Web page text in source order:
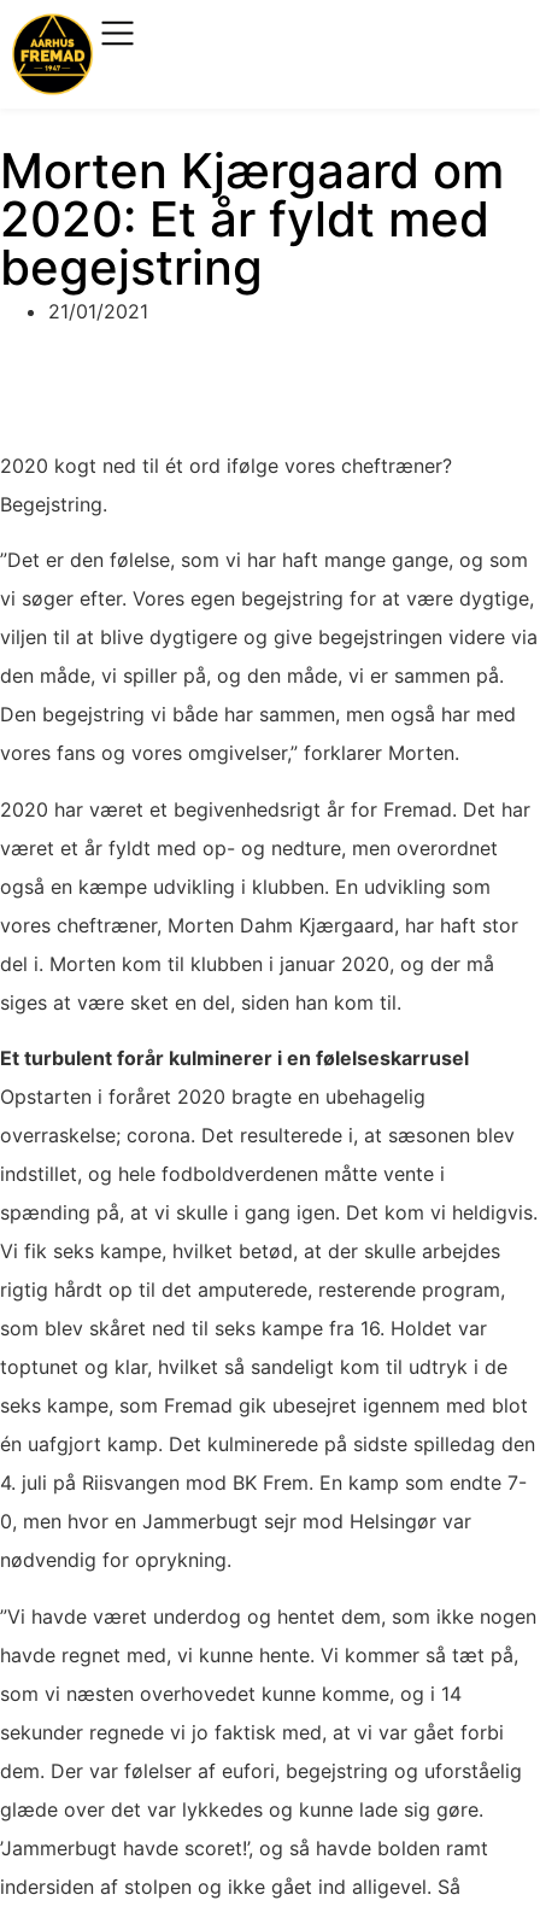
Morten Kjærgaard om
2020: Et år fyldt med
begejstring
21/01/2021
2020 kogt ned til ét ord ifølge vores cheftræner?
Begejstring.
”Det er den følelse, som vi har haft mange gange, og som
vi søger efter. Vores egen begejstring for at være dygtige,
viljen til at blive dygtigere og give begejstringen videre via
den måde, vi spiller på, og den måde, vi er sammen på.
Den begejstring vi både har sammen, men også har med
vores fans og vores omgivelser,” forklarer Morten.
2020 har været et begivenhedsrigt år for Fremad. Det har
været et år fyldt med op- og nedture, men overordnet
også en kæmpe udvikling i klubben. En udvikling som
vores cheftræner, Morten Dahm Kjærgaard, har haft stor
del i. Morten kom til klubben i januar 2020, og der må
siges at være sket en del, siden han kom til.
Et turbulent forår kulminerer i en følelseskarrusel
Opstarten i foråret 2020 bragte en ubehagelig
overraskelse; corona. Det resulterede i, at sæsonen blev
indstillet, og hele fodboldverdenen måtte vente i
spænding på, at vi skulle i gang igen. Det kom vi heldigvis.
Vi fik seks kampe, hvilket betød, at der skulle arbejdes
rigtig hårdt op til det amputerede, resterende program,
som blev skåret ned til seks kampe fra 16. Holdet var
toptunet og klar, hvilket så sandeligt kom til udtryk i de
seks kampe, som Fremad gik ubesejret igennem med blot
én uafgjort kamp. Det kulminerede på sidste spilledag den
4. juli på Riisvangen mod BK Frem. En kamp som endte 7-
0, men hvor en Jammerbugt sejr mod Helsingør var
nødvendig for oprykning.
”Vi havde været underdog og hentet dem, som ikke nogen
havde regnet med, vi kunne hente. Vi kommer så tæt på,
som vi næsten overhovedet kunne komme, og i 14
sekunder regnede vi jo faktisk med, at vi var gået forbi
dem. Der var følelser af eufori, begejstring og uforståelig
glæde over det var lykkedes og kunne lade sig gøre.
’Jammerbugt havde scoret!’, og så havde bolden ramt
indersiden af stolpen og ikke gået ind alligevel. Så